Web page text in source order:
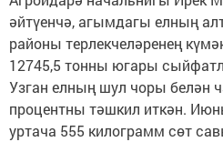
әйтүенчә, агымдагы елның
районы терлекчеләренең
12745,5 тонны югары
Узган елның шул чоры белән
процентны тәшкил иткән.
уртача 555 килограмм сөт